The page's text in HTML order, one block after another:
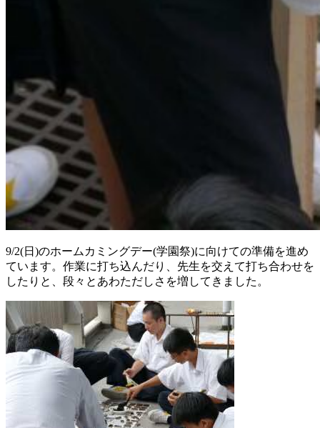
9/2(日)のホームカミングデー(学園祭)に向けての準備を進め
ています。作業に打ち込んだり、先生を交えて打ち合わせを
したりと、段々とあわただしさを増してきました。